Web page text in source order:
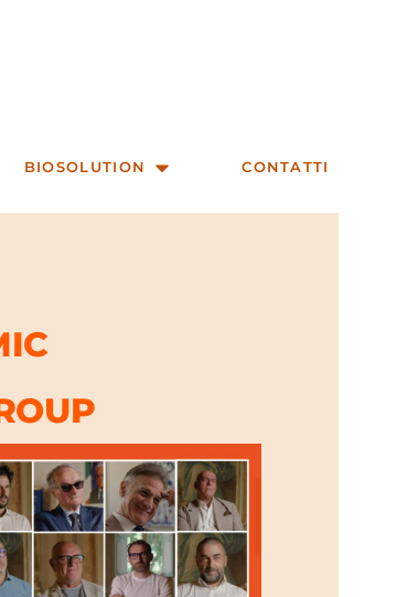
BIOSOLUTION CONTATTI